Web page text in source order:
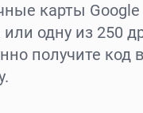
карты Google
или одну из 250
получите код